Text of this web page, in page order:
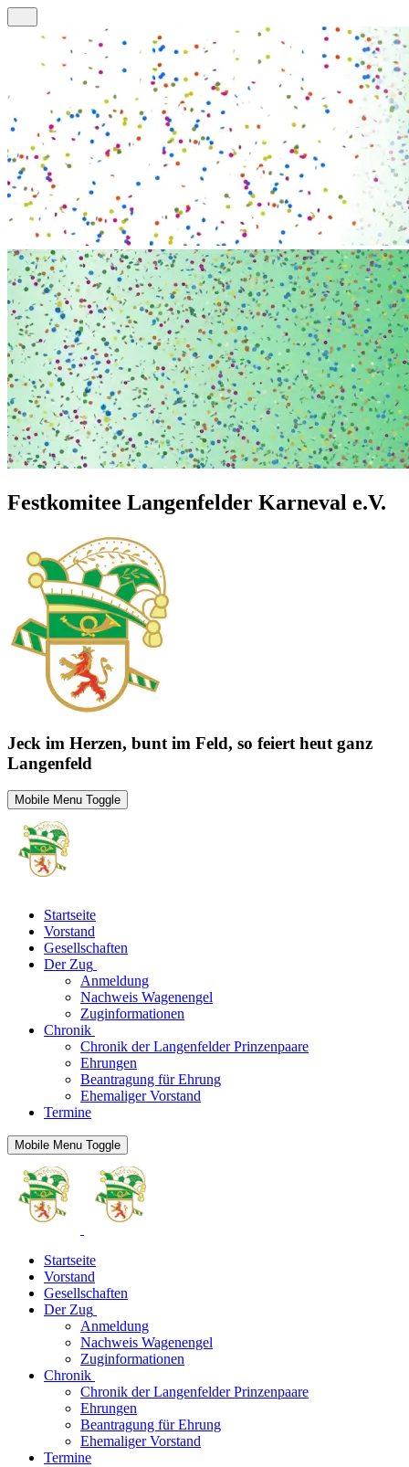
Festkomitee Langenfelder Karneval e.V.
Jeck im Herzen, bunt im Feld, so feiert heut ganz
Langenfeld
Mobile Menu Toggle
Startseite
Vorstand
Gesellschaften
Der Zug
Anmeldung
Nachweis Wagenengel
Zuginformationen
Chronik
Chronik der Langenfelder Prinzenpaare
Ehrungen
Beantragung für Ehrung
Ehemaliger Vorstand
Termine
Mobile Menu Toggle
Startseite
Vorstand
Gesellschaften
Der Zug
Anmeldung
Nachweis Wagenengel
Zuginformationen
Chronik
Chronik der Langenfelder Prinzenpaare
Ehrungen
Beantragung für Ehrung
Ehemaliger Vorstand
Termine